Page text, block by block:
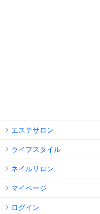
エステサロン
ライフスタイル
ネイルサロン
マイページ
ログイン